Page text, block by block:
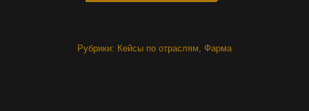
Рубрики: Кейсы по отраслям Фарма